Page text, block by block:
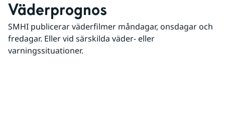
Väderprognos
SMHI publicerar väderfilmer måndagar, onsdagar och
fredagar. Eller vid särskilda väder- eller
varningssituationer.